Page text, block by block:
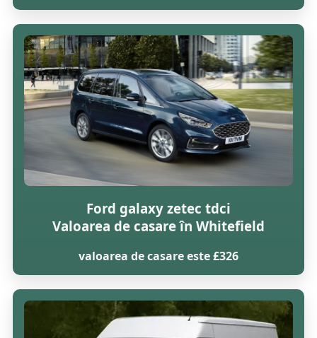
Ford galaxy zetec tdci
Valoarea de casare în Whitefield
valoarea de casare este £326